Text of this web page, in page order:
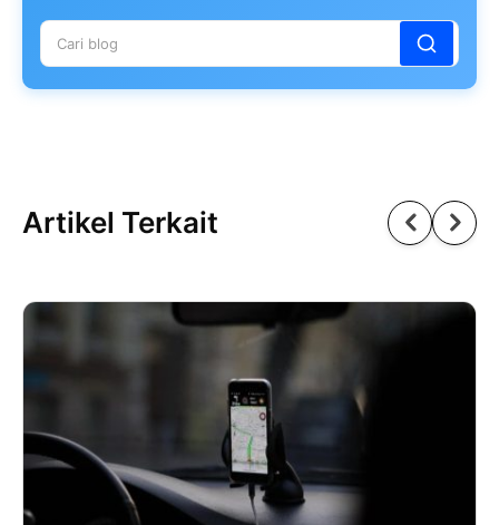
Artikel Terkait